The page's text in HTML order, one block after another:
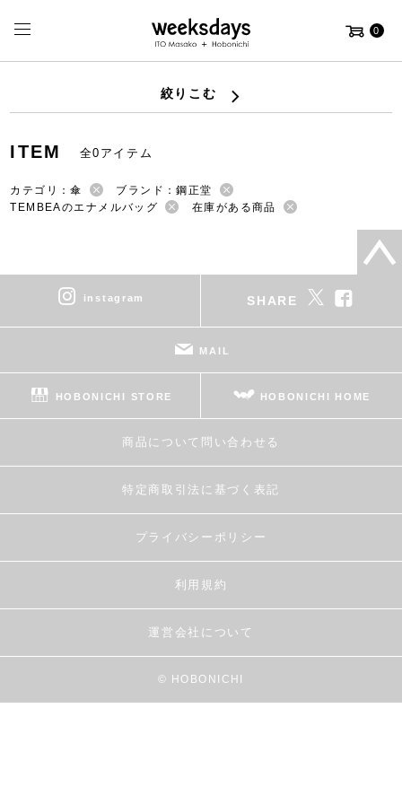
0
絞りこむ
ITEM 全0アイテム
カテゴリ：傘
ブランド：鋼正堂
TEMBEAのエナメルバッグ
在庫がある商品
instagram SHARE
MAIL
HOBONICHI STORE HOBONICHI HOME
商品について問い合わせる
特定商取引法に基づく表記
プライバシーポリシー
利用規約
運営会社について
© HOBONICHI